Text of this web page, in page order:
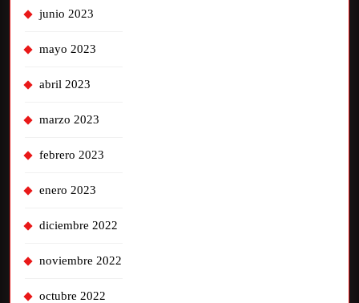
junio 2023
mayo 2023
abril 2023
marzo 2023
febrero 2023
enero 2023
diciembre 2022
noviembre 2022
octubre 2022